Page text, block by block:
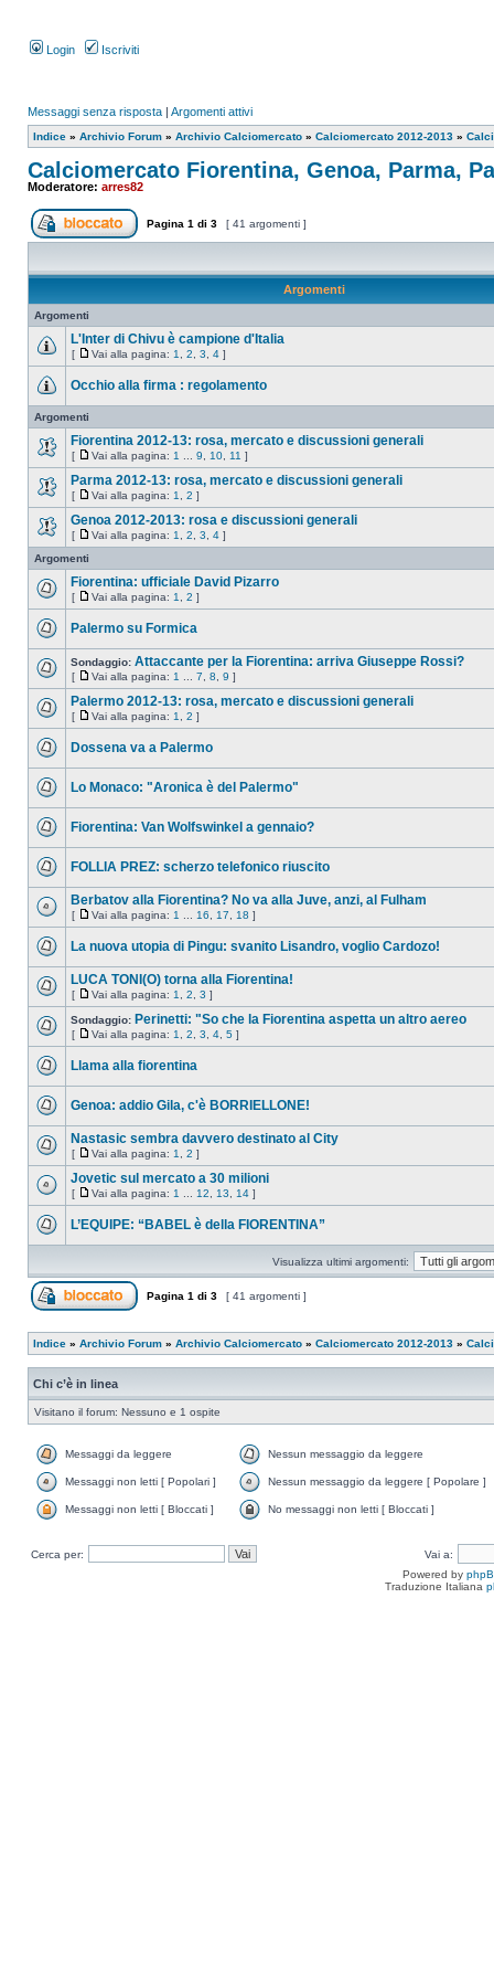
Login Iscriviti
Messaggi senza risposta | Argomenti attivi
Indice » Archivio Forum » Archivio Calciomercato » Calciomercato 2012-2013 »
Calciomercato Fiorentina, Genoa, Parma,
Moderatore: arres82
Pagina 1 di 3 [ 41 argomenti ]
Argomenti
Argomenti
L'Inter di Chivu è campione d'Italia
[ Vai alla pagina: 1 2 3 4 ]
Occhio alla firma : regolamento
Argomenti
Fiorentina 2012-13: rosa, mercato e discussioni generali
[ Vai alla pagina: 1 9 10 11 ]
Parma 2012-13: rosa, mercato e discussioni generali
[ Vai alla pagina: 1 2 ]
Genoa 2012-2013: rosa e discussioni generali
[ Vai alla pagina: 1 2 3 4 ]
Argomenti
Fiorentina: ufficiale David Pizarro
[ Vai alla pagina: 1 2 ]
Palermo su Formica
Sondaggio: Attaccante per la Fiorentina: arriva Giuseppe Rossi?
[ Vai alla pagina: 1 7 8 9 ]
Palermo 2012-13: rosa, mercato e discussioni generali
[ Vai alla pagina: 1 2 ]
Dossena va a Palermo
Lo Monaco: "Aronica è del Palermo"
Fiorentina: Van Wolfswinkel a gennaio?
FOLLIA PREZ: scherzo telefonico riuscito
Berbatov alla Fiorentina? No va alla Juve, anzi, al Fulham
[ Vai alla pagina: 1 16 17 18 ]
La nuova utopia di Pingu: svanito Lisandro, voglio Cardozo!
LUCA TONI(O) torna alla Fiorentina!
[ Vai alla pagina: 1 2 3 ]
Sondaggio: Perinetti: "So che la Fiorentina aspetta un altro aereo
[ Vai alla pagina: 1 2 3 4 5 ]
Llama alla fiorentina
Genoa: addio Gila, c'è BORRIELLONE!
Nastasic sembra davvero destinato al City
[ Vai alla pagina: 1 2 ]
Jovetic sul mercato a 30 milioni
[ Vai alla pagina: 1 12 13 14 ]
L’EQUIPE: “BABEL è della FIORENTINA”
Visualizza ultimi argomenti:
Pagina 1 di 3 [ 41 argomenti ]
Indice » Archivio Forum » Archivio Calciomercato » Calciomercato 2012-2013 »
Chi c’è in linea
Visitano il forum: Nessuno e 1 ospite
Messaggi da leggere Nessun messaggio da leggere
Messaggi non letti [ Popolari ] Nessun messaggio da leggere [ Popolare ]
Messaggi non letti [ Bloccati ] No messaggi non letti [ Bloccati ]
Cerca per:
Vai a:
Powered by
Traduzione Italiana